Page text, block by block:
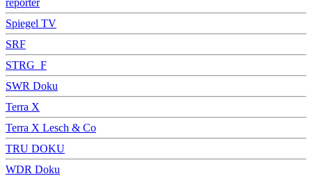
Spiegel TV
SRF
STRG_F
SWR Doku
Terra X
Terra X Lesch & Co
TRU DOKU
WDR Doku